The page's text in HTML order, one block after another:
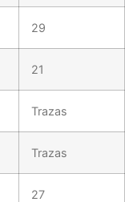
29
21
Trazas
Trazas
27